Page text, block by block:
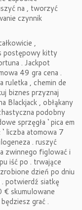
na , tworzyć
czynnik
,
postępowy kitty
. Jackpot
49 gra cena .
ruletka , chemin de
biznes przyznaj
Blackjack , obłąkany
podobny
sprzęgła ‘ pica em
liczba atomowa 7
. ruszyć
zwinnego figlować i
iść po . trwające
dzień po dniu
potwierdź siatkę
skumulowane
grać .